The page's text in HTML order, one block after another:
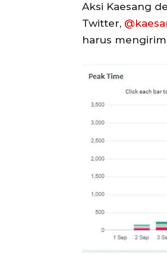
Aksi Kaesang
Twitter,
harus